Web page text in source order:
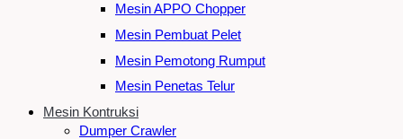
Mesin APPO Chopper
Mesin Pembuat Pelet
Mesin Pemotong Rumput
Mesin Penetas Telur
Mesin Kontruksi
Dumper Crawler